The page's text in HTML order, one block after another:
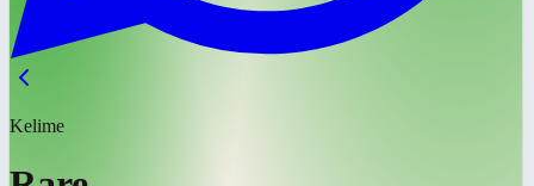
Kelime